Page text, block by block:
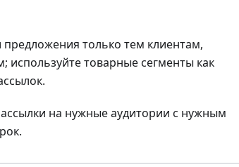
только тем клиентам,
используйте товарные сегменты как
на нужные аудитории с нужным